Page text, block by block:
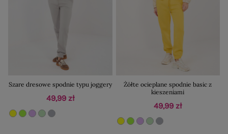
Szare dresowe spodnie typu joggery
49,99 zł
Żółte ocieplane spodnie basic z
kieszeniami
49,99 zł